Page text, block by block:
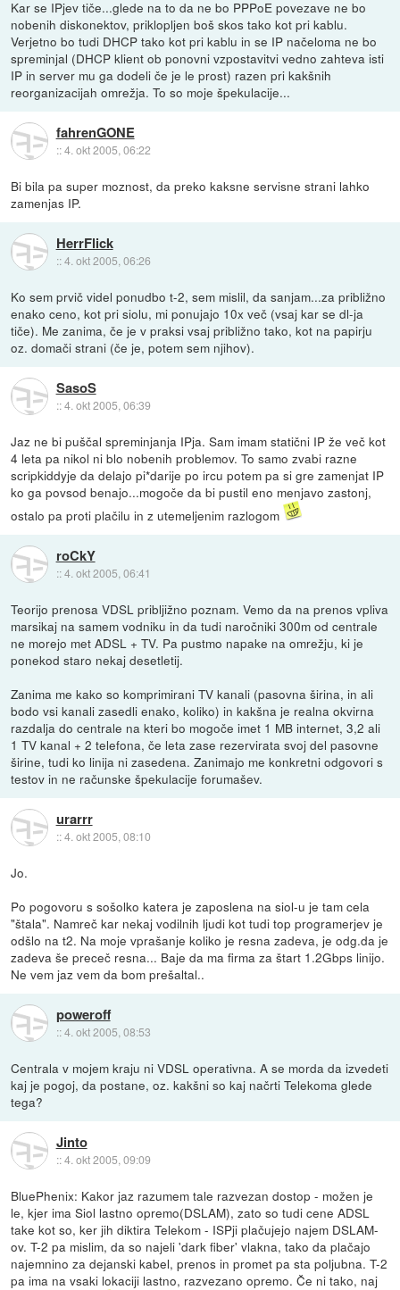
Kar se IPjev tiče...glede na to da ne bo PPPoE povezave ne bo
nobenih diskonektov, priklopljen boš skos tako kot pri kablu.
Verjetno bo tudi DHCP tako kot pri kablu in se IP načeloma ne bo
spreminjal (DHCP klient ob ponovni vzpostavitvi vedno zahteva isti
IP in server mu ga dodeli če je le prost) razen pri kakšnih
reorganizacijah omrežja. To so moje špekulacije...
fahrenGONE
::4. okt 2005, 06:22
Bi bila pa super moznost, da preko kaksne servisne strani lahko
zamenjas IP.
HerrFlick
::4. okt 2005, 06:26
Ko sem prvič videl ponudbo t-2, sem mislil, da sanjam...za približno
enako ceno, kot pri siolu, mi ponujajo 10x več (vsaj kar se dl-ja
tiče). Me zanima, če je v praksi vsaj približno tako, kot na papirju
oz. domači strani (če je, potem sem njihov).
SasoS
::4. okt 2005, 06:39
Jaz ne bi puščal spreminjanja IPja. Sam imam statični IP že več kot
4 leta pa nikol ni blo nobenih problemov. To samo zvabi razne
scripkiddyje da delajo pi*darije po ircu potem pa si gre zamenjat IP
ko ga povsod benajo...mogoče da bi pustil eno menjavo zastonj,
ostalo pa proti plačilu in z utemeljenim razlogom
roCkY
::4. okt 2005, 06:41
Teorijo prenosa VDSL pribljižno poznam. Vemo da na prenos vpliva
marsikaj na samem vodniku in da tudi naročniki 300m od centrale
ne morejo met ADSL + TV. Pa pustmo napake na omrežju, ki je
ponekod staro nekaj desetletij.
Zanima me kako so komprimirani TV kanali (pasovna širina, in ali
bodo vsi kanali zasedli enako, koliko) in kakšna je realna okvirna
razdalja do centrale na kteri bo mogoče imet 1 MB internet, 3,2 ali
1 TV kanal + 2 telefona, če leta zase rezervirata svoj del pasovne
širine, tudi ko linija ni zasedena. Zanimajo me konkretni odgovori s
testov in ne računske špekulacije forumašev.
urarrr
::4. okt 2005, 08:10
Jo.
Po pogovoru s sošolko katera je zaposlena na siol-u je tam cela
"štala". Namreč kar nekaj vodilnih ljudi kot tudi top programerjev je
odšlo na t2. Na moje vprašanje koliko je resna zadeva, je odg.da je
zadeva še preceč resna... Baje da ma firma za štart 1.2Gbps linijo.
Ne vem jaz vem da bom prešaltal..
poweroff
::4. okt 2005, 08:53
Centrala v mojem kraju ni VDSL operativna. A se morda da izvedeti
kaj je pogoj, da postane, oz. kakšni so kaj načrti Telekoma glede
tega?
Jinto
::4. okt 2005, 09:09
BluePhenix: Kakor jaz razumem tale razvezan dostop - možen je
le, kjer ima Siol lastno opremo(DSLAM), zato so tudi cene ADSL
take kot so, ker jih diktira Telekom - ISPji plačujejo najem DSLAM-
ov. T-2 pa mislim, da so najeli 'dark fiber' vlakna, tako da plačajo
najemnino za dejanski kabel, prenos in promet pa sta poljubna. T-2
pa ima na vsaki lokaciji lastno, razvezano opremo. Če ni tako, naj